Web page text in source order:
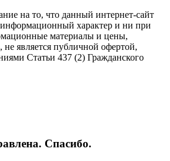
на то, что данный интернет-сайт
характер и ни при
материалы и цены,
является публичной офертой,
Статьи 437 (2) Гражданского
Спасибо.